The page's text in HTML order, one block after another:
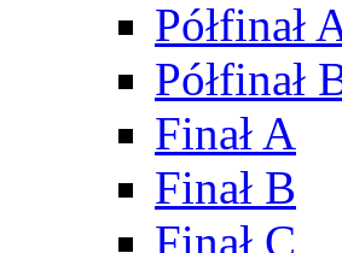
Półfinał
Półfinał
Finał A
Finał B
Finał C